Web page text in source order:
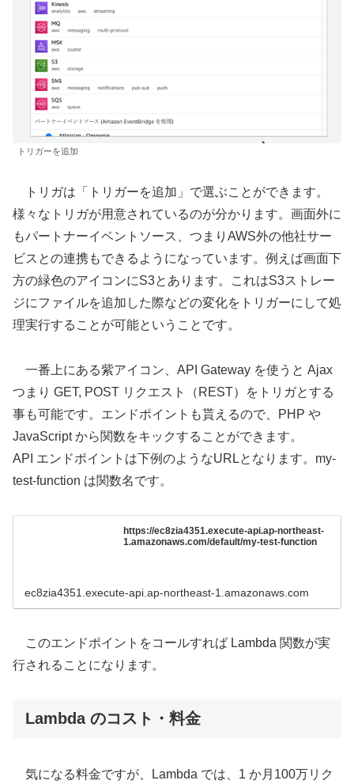
トリガーを追加
トリガは「トリガーを追加」で選ぶことができます。
様々なトリガが用意されているのが分かります。画面外に
もパートナーイベントソース、つまりAWS外の他社サー
ビスとの連携もできるようになっています。例えば画面下
方の緑色のアイコンにS3とあります。これはS3ストレー
ジにファイルを追加した際などの変化をトリガーにして処
理実行することが可能ということです。
一番上にある紫アイコン、API Gateway を使うと Ajax
つまり GET, POST リクエスト（REST）をトリガとする
事も可能です。エンドポイントも貰えるので、PHP や
JavaScript から関数をキックすることができます。
API エンドポイントは下例のようなURLとなります。my-
test-function は関数名です。
https://ec8zia4351.execute-api.ap-northeast-
1.amazonaws.com/default/my-test-function
ec8zia4351.execute-api.ap-northeast-1.amazonaws.com
このエンドポイントをコールすれば Lambda 関数が実
行されることになります。
Lambda のコスト・料金
気になる料金ですが、Lambda では、1 か月100万リク